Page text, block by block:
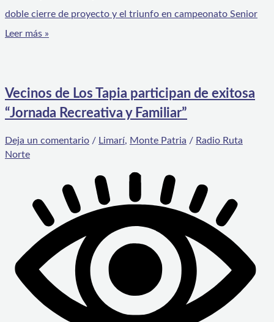
doble cierre de proyecto y el triunfo en campeonato Senior
Leer más »
Vecinos de Los Tapia participan de exitosa
“Jornada Recreativa y Familiar”
Deja un comentario / Limarí, Monte Patria / Radio Ruta
Norte